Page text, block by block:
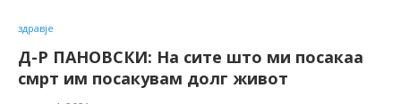
здравје
Д-Р ПАНОВСКИ: На сите што ми посакаа
смрт им посакувам долг живот